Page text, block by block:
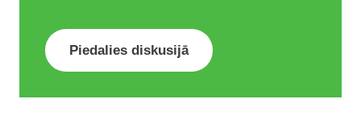
Piedalies diskusijā